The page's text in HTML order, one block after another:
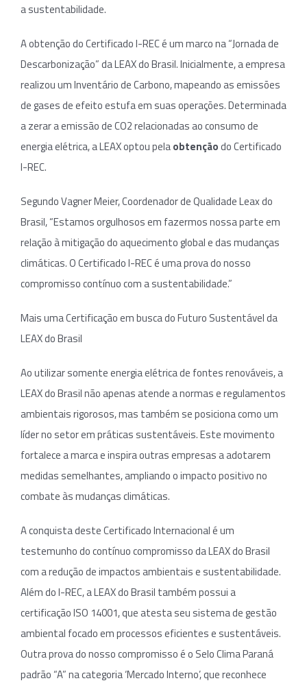
a sustentabilidade.
A obtenção do Certificado I-REC é um marco na “Jornada de
Descarbonização” da LEAX do Brasil. Inicialmente, a empresa
realizou um Inventário de Carbono, mapeando as emissões
de gases de efeito estufa em suas operações. Determinada
a zerar a emissão de CO2 relacionadas ao consumo de
energia elétrica, a LEAX optou pelaobtençãodo Certificado
I-REC.
Segundo Vagner Meier, Coordenador de Qualidade Leax do
Brasil, “Estamos orgulhosos em fazermos nossa parte em
relação à mitigação do aquecimento global e das mudanças
climáticas. O Certificado I-REC é uma prova do nosso
compromisso contínuo com a sustentabilidade.”
Mais uma Certificação em busca do Futuro Sustentável da
LEAX do Brasil
Ao utilizar somente energia elétrica de fontes renováveis, a
LEAX do Brasil não apenas atende a normas e regulamentos
ambientais rigorosos, mas também se posiciona como um
líder no setor em práticas sustentáveis. Este movimento
fortalece a marca e inspira outras empresas a adotarem
medidas semelhantes, ampliando o impacto positivo no
combate às mudanças climáticas.
A conquista deste Certificado Internacional é um
testemunho do contínuo compromisso da LEAX do Brasil
com a redução de impactos ambientais e sustentabilidade.
Além do I-REC, a LEAX do Brasil também possui a
certificação ISO 14001, que atesta seu sistema de gestão
ambiental focado em processos eficientes e sustentáveis.
Outra prova do nosso compromisso é o Selo Clima Paraná
padrão “A” na categoria ‘Mercado Interno’, que reconhece